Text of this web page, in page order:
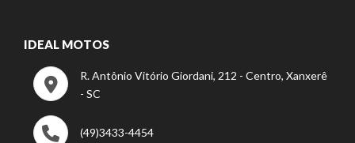
IDEAL MOTOS
R. Antônio Vitório Giordani, 212 - Centro, Xanxerê
- SC
(49)3433-4454